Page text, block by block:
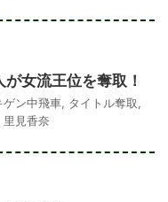
女流王位を奪取！
ゲン中飛車, タイトル奪取,
里見香奈